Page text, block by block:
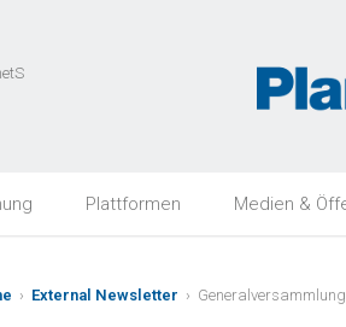
Plattformen Medien &
› External Newsletter ›